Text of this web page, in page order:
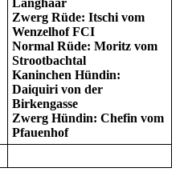
Zwerg Rüde: Itschi vom
Wenzelhof FCI
Normal Rüde: Moritz vom
Strootbachtal
Kaninchen Hündin:
Daiquiri von der
Birkengasse
Zwerg Hündin: Chefin vom
Pfauenhof